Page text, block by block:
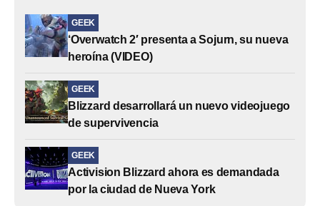
GEEK
‘Overwatch 2′ presenta a Sojurn, su nueva
heroína (VIDEO)
GEEK
Blizzard desarrollará un nuevo videojuego
de supervivencia
GEEK
Activision Blizzard ahora es demandada
por la ciudad de Nueva York